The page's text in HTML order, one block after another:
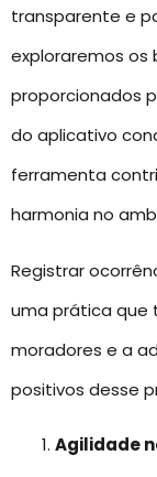
transparente e
exploraremos os
proporcionados
do aplicativo
ferramenta
harmonia no
Registrar
uma prática que
moradores e a
positivos desse
Agilidade